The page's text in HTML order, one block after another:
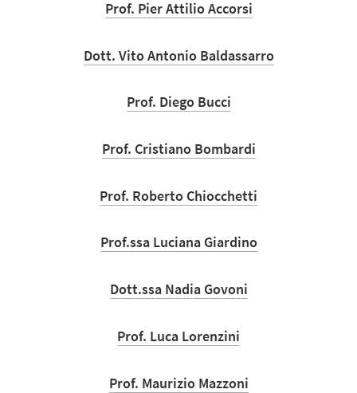
Prof. Pier Attilio Accorsi
Dott. Vito Antonio Baldassarro
Prof. Diego Bucci
Prof. Cristiano Bombardi
Prof. Roberto Chiocchetti
Prof.ssa Luciana Giardino
Dott.ssa Nadia Govoni
Prof. Luca Lorenzini
Prof. Maurizio Mazzoni